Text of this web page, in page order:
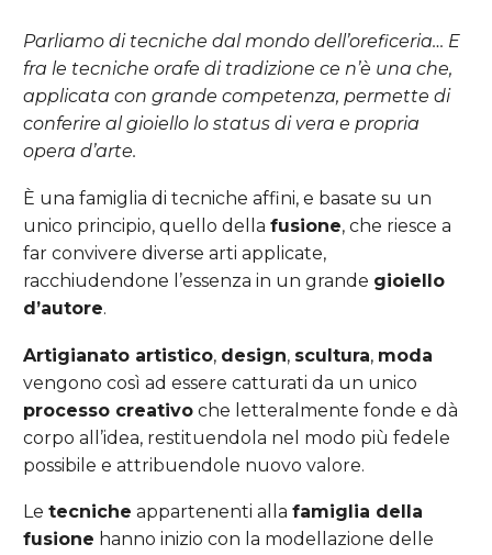
Parliamo di tecniche dal mondo dell’oreficeria… E
fra le tecniche orafe di tradizione ce n’è una che,
applicata con grande competenza, permette di
conferire al gioiello lo status di vera e propria
opera d’arte.
È una famiglia di tecniche affini, e basate su un
unico principio, quello della fusione, che riesce a
far convivere diverse arti applicate,
racchiudendone l’essenza in un grande gioiello
d’autore.
Artigianato artistico, design, scultura, moda
vengono così ad essere catturati da un unico
processo creativo che letteralmente fonde e dà
corpo all’idea, restituendola nel modo più fedele
possibile e attribuendole nuovo valore.
Le tecniche appartenenti alla famiglia della
fusione hanno inizio con la modellazione delle